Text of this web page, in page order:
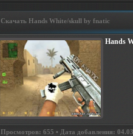
Скачать Hands White/skull by fnatic
Hands
Просмотров: 655 • Дата добавления: